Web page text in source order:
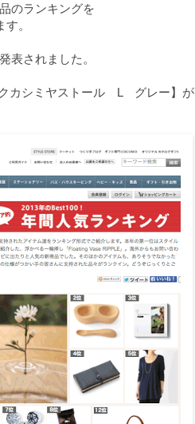
のランキングを
。
表されました。
クカシミヤストール L グレー】が